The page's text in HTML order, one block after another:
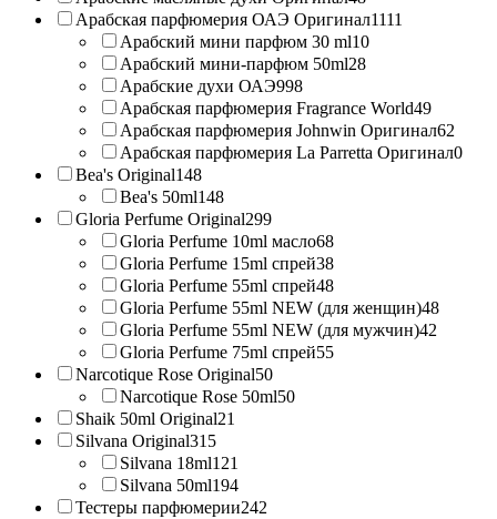
Арабская парфюмерия ОАЭ Оригинал1111
Арабский мини парфюм 30 ml10
Арабский мини-парфюм 50ml28
Арабские духи ОАЭ998
Арабская парфюмерия Fragrance World49
Арабская парфюмерия Johnwin Оригинал62
Арабская парфюмерия La Parretta Оригинал0
Bea's Original148
Bea's 50ml148
Gloria Perfume Original299
Gloria Perfume 10ml масло68
Gloria Perfume 15ml спрей38
Gloria Perfume 55ml спрей48
Gloria Perfume 55ml NEW (для женщин)48
Gloria Perfume 55ml NEW (для мужчин)42
Gloria Perfume 75ml спрей55
Narcotique Rose Original50
Narcotique Rose 50ml50
Shaik 50ml Original21
Silvana Original315
Silvana 18ml121
Silvana 50ml194
Тестеры парфюмерии242